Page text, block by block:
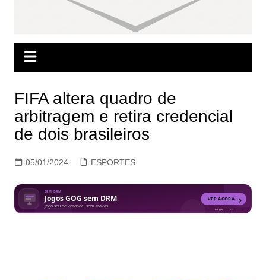
FIFA altera quadro de
arbitragem e retira credencial
de dois brasileiros
05/01/2024 ESPORTES